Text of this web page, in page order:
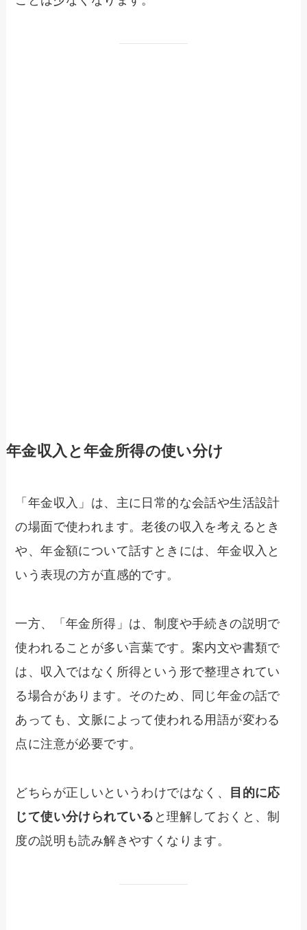
年金収入と年金所得の使い分け
「年金収入」は、主に日常的な会話や生活設計
の場面で使われます。老後の収入を考えるとき
や、年金額について話すときには、年金収入と
いう表現の方が直感的です。
一方、「年金所得」は、制度や手続きの説明で
使われることが多い言葉です。案内文や書類で
は、収入ではなく所得という形で整理されてい
る場合があります。そのため、同じ年金の話で
あっても、文脈によって使われる用語が変わる
点に注意が必要です。
どちらが正しいというわけではなく、
目的に応
じて使い分けられている と理解しておくと、制
度の説明も読み解きやすくなります。